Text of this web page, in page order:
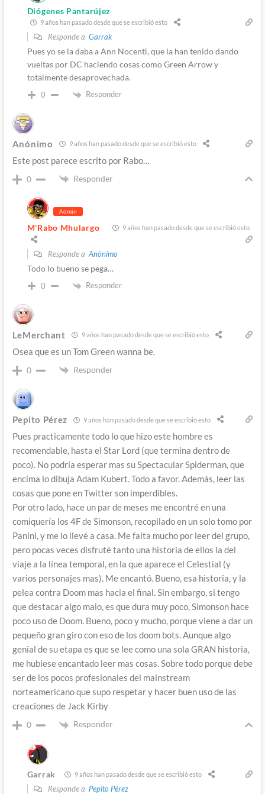
Diógenes Pantarújez
9 años han pasado desde que se escribió esto
Responde a Garrak
Pues yo se la daba a Ann Nocenti, que la han tenido dando
vueltas por DC haciendo cosas como Green Arrow y
totalmente desaprovechada.
0 Responder
Anónimo 9 años han pasado desde que se escribió esto
Este post parece escrito por Rabo…
0 Responder
Admin
M'Rabo Mhulargo 9 años han pasado desde que se escribió esto
Responde a Anónimo
Todo lo bueno se pega…
0 Responder
LeMerchant 9 años han pasado desde que se escribió esto
Osea que es un Tom Green wanna be.
0 Responder
Pepito Pérez 9 años han pasado desde que se escribió esto
Pues practicamente todo lo que hizo este hombre es
recomendable, hasta el Star Lord (que termina dentro de
poco). No podría esperar mas su Spectacular Spiderman, que
encima lo dibuja Adam Kubert. Todo a favor. Además, leer las
cosas que pone en Twitter son imperdibles.
Por otro lado, hace un par de meses me encontré en una
comiquería los 4F de Simonson, recopilado en un solo tomo por
Panini, y me lo llevé a casa. Me falta mucho por leer del grupo,
pero pocas veces disfruté tanto una historia de ellos la del
viaje a la línea temporal, en la que aparece el Celestial (y
varios personajes mas). Me encantó. Bueno, esa historia, y la
pelea contra Doom mas hacia el final. Sin embargo, si tengo
que destacar algo malo, es que dura muy poco, Simonson hace
poco uso de Doom. Bueno, poco y mucho, porque viene a dar un
pequeño gran giro con eso de los doom bots. Aunque algo
genial de su etapa es que se lee como una sola GRAN historia,
me hubiese encantado leer mas cosas. Sobre todo porque debe
ser de los pocos profesionales del mainstream
norteamericano que supo respetar y hacer buen uso de las
creaciones de Jack Kirby
0 Responder
Garrak 9 años han pasado desde que se escribió esto
Responde a Pepito Pérez